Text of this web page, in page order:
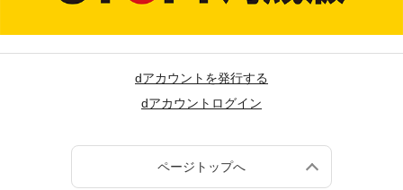
dアカウントを発行する
dアカウントログイン
ページトップへ